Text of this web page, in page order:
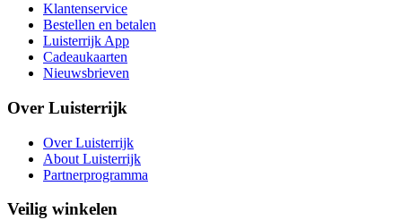
Klantenservice
Bestellen en betalen
Luisterrijk App
Cadeaukaarten
Nieuwsbrieven
Over Luisterrijk
Over Luisterrijk
About Luisterrijk
Partnerprogramma
Veilig winkelen